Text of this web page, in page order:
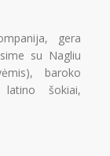
gera
su Nagliu
baroko
latino šokiai,